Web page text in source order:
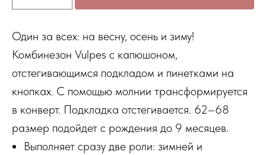
Один за всех: на весну, осень и зиму!
Комбинезон Vulpes с капюшоном,
отстегивающимся подкладом и пинетками на
кнопках. С помощью молнии трансформируется
в конверт. Подкладка отстегивается. 62–68
размер подойдет с рождения до 9 месяцев.
Выполняет сразу две роли: зимней и